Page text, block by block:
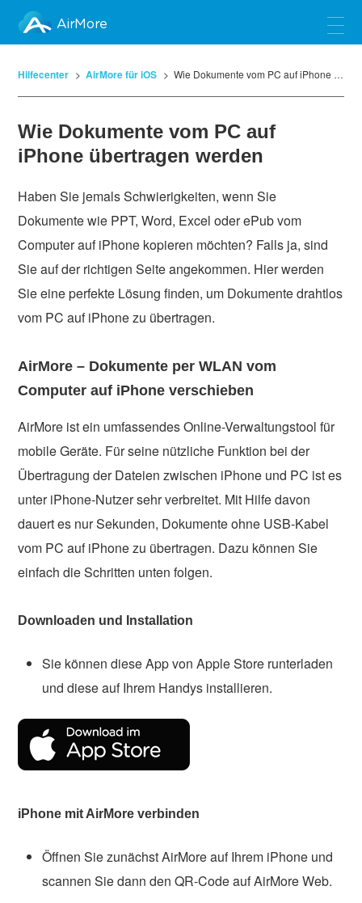
AirMore
Hilfecenter AirMore für iOS Wie Dokumente vom PC auf iPhone übertragen werden
Wie Dokumente vom PC auf
iPhone übertragen werden
Haben Sie jemals Schwierigkeiten, wenn Sie
Dokumente wie PPT, Word, Excel oder ePub vom
Computer auf iPhone kopieren möchten? Falls ja, sind
Sie auf der richtigen Seite angekommen. Hier werden
Sie eine perfekte Lösung finden, um Dokumente drahtlos
vom PC auf iPhone zu übertragen.
AirMore – Dokumente per WLAN vom
Computer auf iPhone verschieben
AirMore ist ein umfassendes Online-Verwaltungstool für
mobile Geräte. Für seine nützliche Funktion bei der
Übertragung der Dateien zwischen iPhone und PC ist es
unter iPhone-Nutzer sehr verbreitet. Mit Hilfe davon
dauert es nur Sekunden, Dokumente ohne USB-Kabel
vom PC auf iPhone zu übertragen. Dazu können Sie
einfach die Schritten unten folgen.
Downloaden und Installation
Sie können diese App von Apple Store runterladen
und diese auf Ihrem Handys installieren.
iPhone mit AirMore verbinden
Öffnen Sie zunächst AirMore auf Ihrem iPhone und
scannen Sie dann den QR-Code auf AirMore Web.